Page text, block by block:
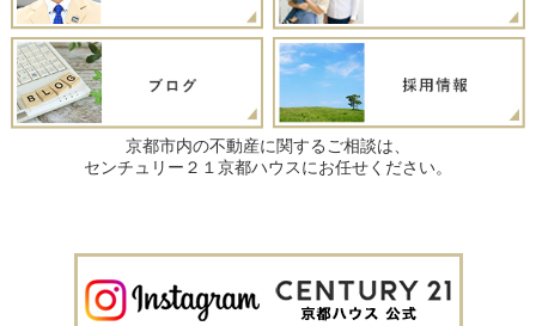
京都市内の不動産に関するご相談は、
センチュリー２１京都ハウスにお任せください。